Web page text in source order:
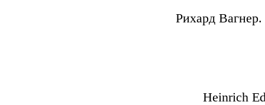
Рихард
Heinrich